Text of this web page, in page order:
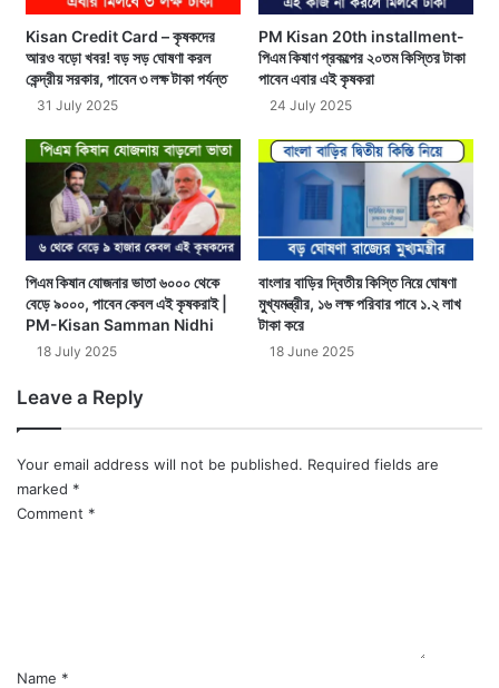
Kisan Credit Card – কৃষকদের
আরও বড়ো খবর! বড় সড় ঘোষণা করল
কেন্দ্রীয় সরকার, পাবেন ৩ লক্ষ টাকা পর্যন্ত
31 July 2025
PM Kisan 20th installment-
পিএম কিষাণ প্রকল্পের ২০তম কিস্তির টাকা
পাবেন এবার এই কৃষকরা
24 July 2025
পিএম কিষান যোজনার ভাতা ৬০০০ থেকে
বেড়ে ৯০০০, পাবেন কেবল এই কৃষকরাই |
PM-Kisan Samman Nidhi
18 July 2025
বাংলার বাড়ির দ্বিতীয় কিস্তি নিয়ে ঘোষণা
মুখ্যমন্ত্রীর, ১৬ লক্ষ পরিবার পাবে ১.২ লাখ
টাকা করে
18 June 2025
Leave a Reply
Your email address will not be published. Required fields are
marked *
Comment *
Name *